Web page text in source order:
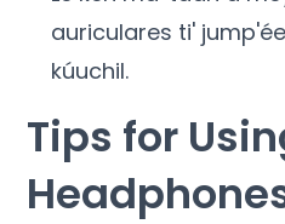
auriculares ti'
kúuchil.
Tips for